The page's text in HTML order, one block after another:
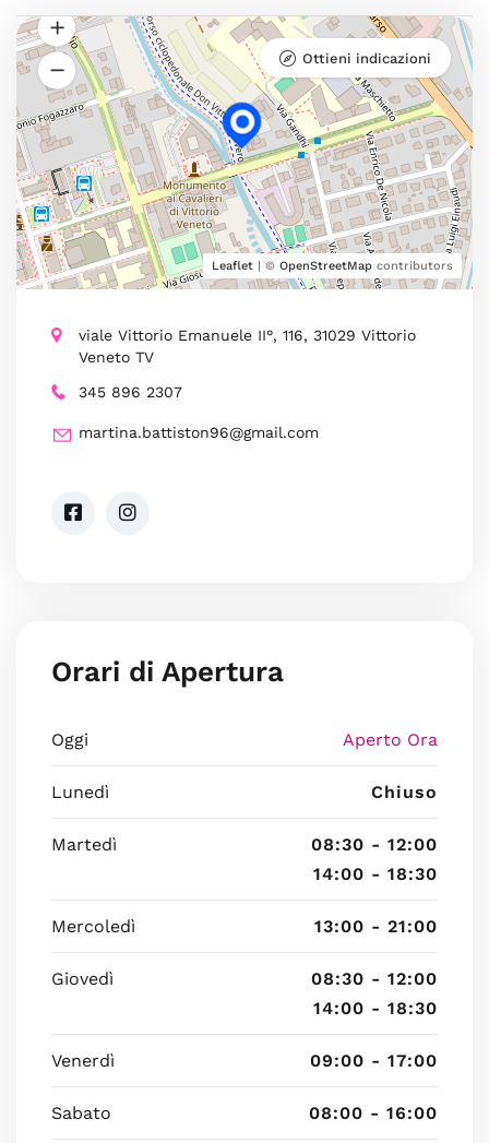
Leaflet | © OpenStreetMap contributors
Ottieni indicazioni
viale Vittorio Emanuele II°, 116, 31029 Vittorio
Veneto TV
345 896 2307
martina.battiston96@gmail.com
Orari di Apertura
Oggi Aperto Ora
Lunedì Chiuso
Martedì
08:30 - 12:00
14:00 - 18:30
Mercoledì 13:00 - 21:00
Giovedì
08:30 - 12:00
14:00 - 18:30
Venerdì 09:00 - 17:00
Sabato 08:00 - 16:00